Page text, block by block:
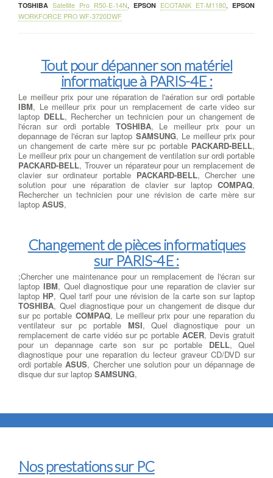
TOSHIBA Satellite Pro R50-E-14N, EPSON ECOTANK ET-M1180, EPSON
WORKFORCE PRO WF-3720DWF
Tout pour dépanner son matériel
informatique à PARIS-4E :
Le meilleur prix pour une réparation de l'aération sur ordi portable
IBM, Le meilleur prix pour un remplacement de carte video sur
laptop DELL, Rechercher un technicien pour un changement de
l'écran sur ordi portable TOSHIBA, Le meilleur prix pour un
depannage de l'écran sur laptop SAMSUNG, Le meilleur prix pour
un changement de carte mère sur pc portable PACKARD-BELL,
Le meilleur prix pour un changement de ventilation sur ordi portable
PACKARD-BELL, Trouver un réparateur pour un remplacement de
clavier sur ordinateur portable PACKARD-BELL, Chercher une
solution pour une réparation de clavier sur laptop COMPAQ,
Rechercher un technicien pour une révision de carte mère sur
laptop ASUS,
Changement de pièces informatiques
sur PARIS-4E :
;Chercher une maintenance pour un remplacement de l'écran sur
laptop IBM, Quel diagnostique pour une reparation de clavier sur
laptop HP, Quel tarif pour une révision de la carte son sur laptop
TOSHIBA, Quel diagnostique pour un changement de disque dur
sur pc portable COMPAQ, Le meilleur prix pour une reparation du
ventilateur sur pc portable MSI, Quel diagnostique pour un
remplacement de carte vidéo sur pc portable ACER, Devis gratuit
pour un depannage carte son sur pc portable DELL, Quel
diagnostique pour une reparation du lecteur graveur CD/DVD sur
ordi portableASUS, Chercher une solution pour un dépannage de
disque dur sur laptop SAMSUNG,
Nos prestations sur PC